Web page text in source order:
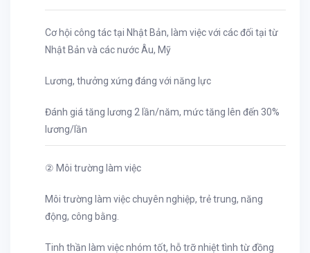
Cơ hội công tác tại Nhật Bản, làm việc với các đối tại từ
Nhật Bản và các nước Âu, Mỹ
Lương, thưởng xứng đáng với năng lực
Đánh giá tăng lương 2 lần/năm, mức tăng lên đến 30%
lương/lần
② Môi trường làm việc
Môi trường làm việc chuyên nghiệp, trẻ trung, năng
động, công bằng.
Tinh thần làm việc nhóm tốt, hỗ trỡ nhiệt tình từ đồng